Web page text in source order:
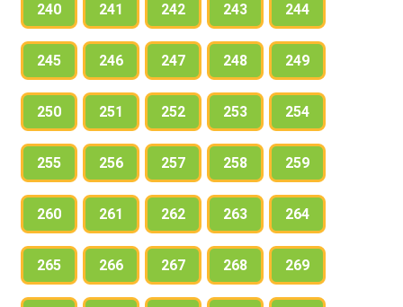
240 241 242 243 244
245 246 247 248 249
250 251 252 253 254
255 256 257 258 259
260 261 262 263 264
265 266 267 268 269